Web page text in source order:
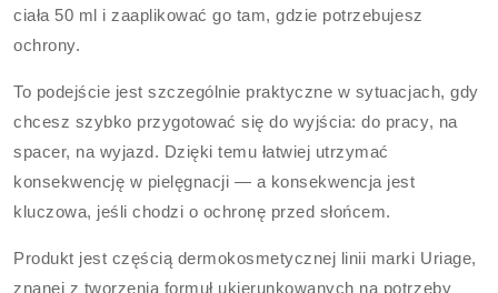
ciała 50 ml i zaaplikować go tam, gdzie potrzebujesz
ochrony.
To podejście jest szczególnie praktyczne w sytuacjach, gdy
chcesz szybko przygotować się do wyjścia: do pracy, na
spacer, na wyjazd. Dzięki temu łatwiej utrzymać
konsekwencję w pielęgnacji — a konsekwencja jest
kluczowa, jeśli chodzi o ochronę przed słońcem.
Produkt jest częścią dermokosmetycznej linii marki Uriage,
znanej z tworzenia formuł ukierunkowanych na potrzeby